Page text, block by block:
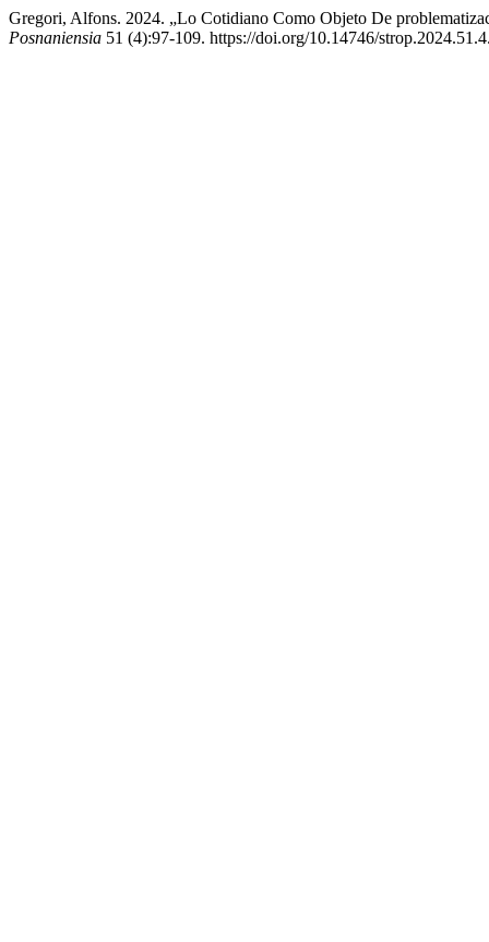
Gregori, Alfons. 2024. „Lo Cotidiano Como Objeto De
Posnaniensia 51 (4):97-109. https://doi.org/10.14746/